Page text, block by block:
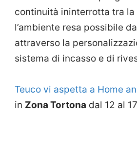
continuità ininterrotta tra la
l’ambiente resa possibile
attraverso la
sistema di incasso e di
Teuco vi aspetta a Home
in Zona Tortona dal 12 al